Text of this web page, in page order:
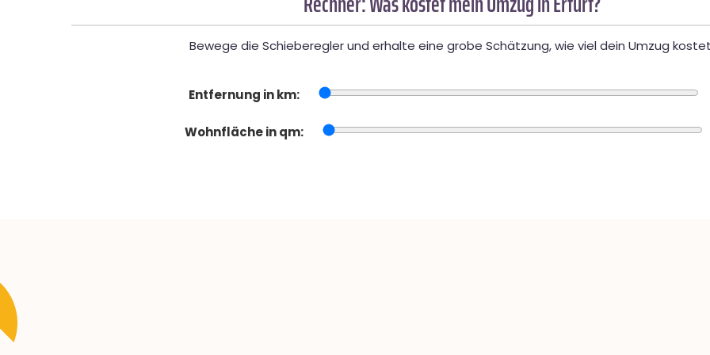
Bewege die Schieberegler und erhalte eine grobe Schätzung, wie viel dein Umzug
Entfernung in km:
Wohnfläche in qm: